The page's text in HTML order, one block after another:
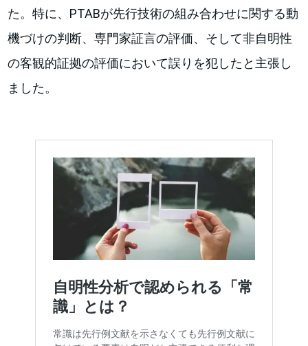
た。特に、PTABが先行技術の組み合わせに関する動
機づけの判断、専門家証言の評価、そして非自明性
の客観的証拠の評価において誤りを犯したと主張し
ました。